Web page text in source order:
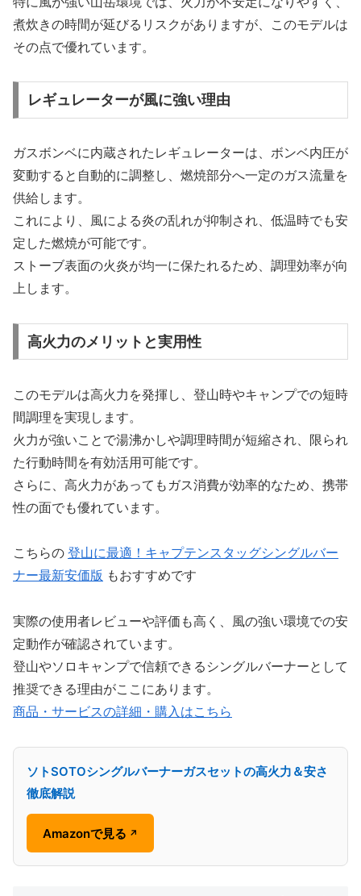
煮炊きの時間が延びるリスクがありますが、このモデルは
その点で優れています。
レギュレーターが風に強い理由
ガスボンベに内蔵されたレギュレーターは、ボンベ内圧が
変動すると自動的に調整し、燃焼部分へ一定のガス流量を
供給します。
これにより、風による炎の乱れが抑制され、低温時でも安
定した燃焼が可能です。
ストーブ表面の火炎が均一に保たれるため、調理効率が向
上します。
高火力のメリットと実用性
このモデルは高火力を発揮し、登山時やキャンプでの短時
間調理を実現します。
火力が強いことで湯沸かしや調理時間が短縮され、限られ
た行動時間を有効活用可能です。
さらに、高火力があってもガス消費が効率的なため、携帯
性の面でも優れています。
こちらの 登山に最適！キャプテンスタッグシングルバー
ナー最新安価版 もおすすめです
実際の使用者レビューや評価も高く、風の強い環境での安
定動作が確認されています。
登山やソロキャンプで信頼できるシングルバーナーとして
推奨できる理由がここにあります。
商品・サービスの詳細・購入はこちら
ソトSOTOシングルバーナーガスセットの高火力＆安さ
徹底解説
Amazonで見る ↗